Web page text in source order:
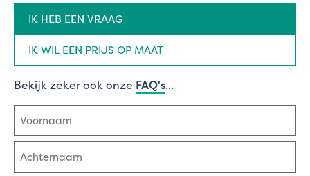
Aanvraag
type
(Vereist)
IK HEB EEN VRAAG
IK WIL EEN PRIJS OP MAAT
Bekijk zeker ook onze FAQ's...
Naam
(Vereist)
Voornaam